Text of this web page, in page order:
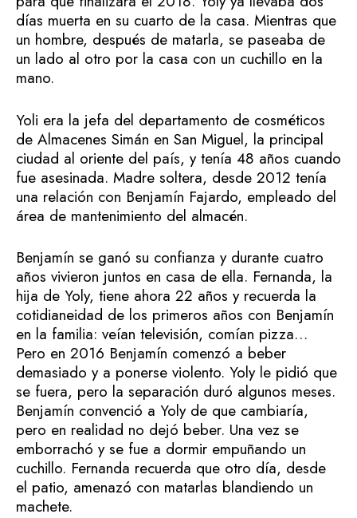
días muerta en su cuarto de la casa. Mientras que
un hombre, después de matarla, se paseaba de
un lado al otro por la casa con un cuchillo en la
mano.
Yoli era la jefa del departamento de cosméticos
de Almacenes Simán en San Miguel, la principal
ciudad al oriente del país, y tenía 48 años cuando
fue asesinada. Madre soltera, desde 2012 tenía
una relación con Benjamín Fajardo, empleado del
área de mantenimiento del almacén.
Benjamín se ganó su confianza y durante cuatro
años vivieron juntos en casa de ella. Fernanda, la
hija de Yoly, tiene ahora 22 años y recuerda la
cotidianeidad de los primeros años con Benjamín
en la familia: veían televisión, comían pizza…
Pero en 2016 Benjamín comenzó a beber
demasiado y a ponerse violento. Yoly le pidió que
se fuera, pero la separación duró algunos meses.
Benjamín convenció a Yoly de que cambiaría,
pero en realidad no dejó beber. Una vez se
emborrachó y se fue a dormir empuñando un
cuchillo. Fernanda recuerda que otro día, desde
el patio, amenazó con matarlas blandiendo un
machete.